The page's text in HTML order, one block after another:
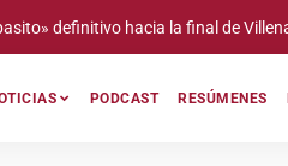
la final de Villena
PODCAST RESÚMENES